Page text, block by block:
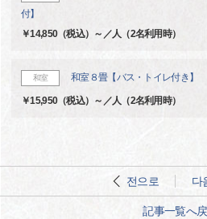
付】
￥14,850（税込）～／人（2名利用時）
和室 和室８畳【バス・トイレ付き】
￥15,950（税込）～／人（2名利用時）
전으로 다
記事一覧へ